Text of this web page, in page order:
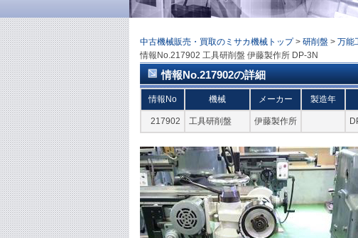
中古機械販売・買取のミサカ機械トップ > 研削盤 > 万能
情報No.217902 工具研削盤 伊藤製作所 DP-3N
情報No.217902の詳細
情報No 機械 メーカー 製造年
217902 工具研削盤 伊藤製作所